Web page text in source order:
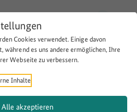
Cookies verwendet. Einige davon
während es uns andere ermöglichen, Ihre
Webseite zu verbessern.
Inhalte
Alle akzeptieren
Straße der
dem Marktfest,
für Ehrenamtliche